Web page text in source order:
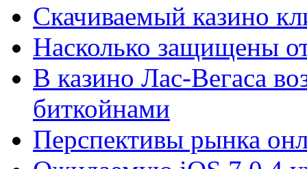
Скачиваемый казино
Насколько защищены
В казино Лас-Вегаса
биткойнами
Перспективы рынка